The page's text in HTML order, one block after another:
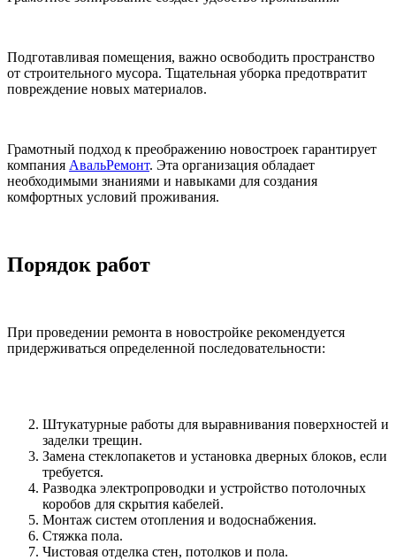
Подготавливая помещения, важно освободить пространство
от строительного мусора. Тщательная уборка предотвратит
повреждение новых материалов.
Грамотный подход к преображению новостроек гарантирует
компания АвальРемонт. Эта организация обладает
необходимыми знаниями и навыками для создания
комфортных условий проживания.
Порядок работ
При проведении ремонта в новостройке рекомендуется
придерживаться определенной последовательности:
Штукатурные работы для выравнивания поверхностей и
заделки трещин.
Замена стеклопакетов и установка дверных блоков, если
требуется.
Разводка электропроводки и устройство потолочных
коробов для скрытия кабелей.
Монтаж систем отопления и водоснабжения.
Стяжка пола.
Чистовая отделка стен, потолков и пола.